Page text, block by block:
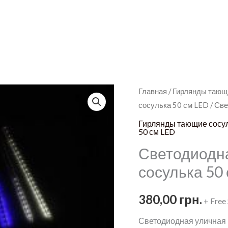
Главная /Гирлянды
сосулька 50 см LED /
Гирлянды тающие
50 см LED
сосулька
380,00 грн. +
Светодиодная уличная